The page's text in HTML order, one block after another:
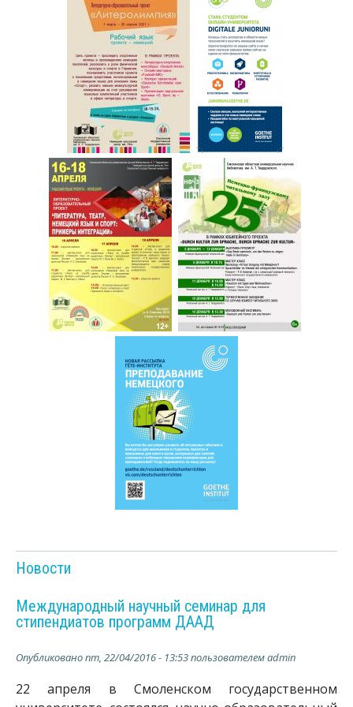
Новости
Международный научный семинар для
стипендиатов программ ДААД
Опубликованопт, 22/04/2016 - 13:53пользователемadmin
22 апреля в Смоленском государственном